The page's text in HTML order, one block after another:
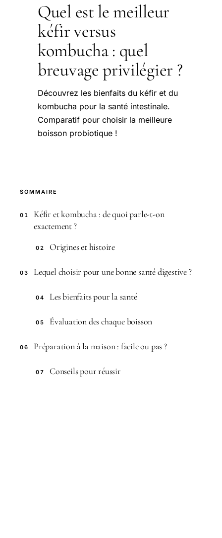
Quel est le meilleur
kéfir versus
kombucha : quel
breuvage privilégier ?
Découvrez les bienfaits du kéfir et du
kombucha pour la santé intestinale.
Comparatif pour choisir la meilleure
boisson probiotique !
SOMMAIRE
01
Kéfir et kombucha : de quoi parle-t-on
exactement ?
02 Origines et histoire
03 Lequel choisir pour une bonne santé digestive ?
04 Les bienfaits pour la santé
05 Évaluation des chaque boisson
06 Préparation à la maison : facile ou pas ?
07 Conseils pour réussir